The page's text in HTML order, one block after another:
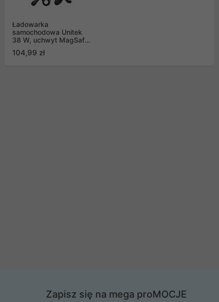
Ładowarka
samochodowa Unitek
38 W, uchwyt MagSafe
104,99 zł
Zapisz się na mega proMOCJE